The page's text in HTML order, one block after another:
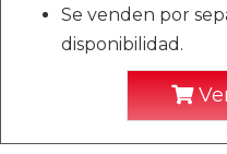
Se venden por
disponibilidad.​